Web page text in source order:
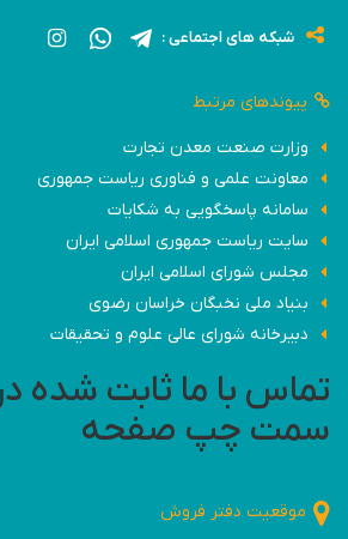
شبکه های اجتماعی :
پیوندهای مرتبط
وزارت صنعت معدن تجارت
معاونت علمی و فناوری ریاست جمهوری
سامانه پاسخگویی به شکایات
سایت ریاست جمهوری اسلامی ایران
مجلس شورای اسلامی ایران
بنیاد ملی نخبگان خراسان رضوی
دبیرخانه شورای عالی علوم و تحقیقات
تماس با ما ثابت شده
سمت چپ صفحه
موقعیت دفتر فروش